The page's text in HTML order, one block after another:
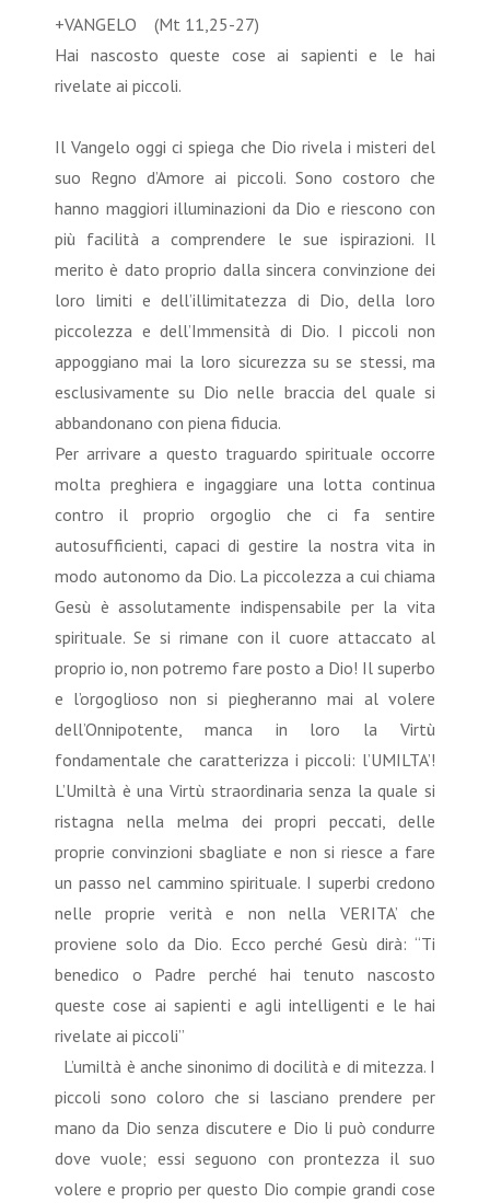
+VANGELO (Mt 11,25-27)
Hai nascosto queste cose ai sapienti e le hai
rivelate ai piccoli.
Il Vangelo oggi ci spiega che Dio rivela i misteri del
suo Regno d’Amore ai piccoli. Sono costoro che
hanno maggiori illuminazioni da Dio e riescono con
più facilità a comprendere le sue ispirazioni. Il
merito è dato proprio dalla sincera convinzione dei
loro limiti e dell’illimitatezza di Dio, della loro
piccolezza e dell’Immensità di Dio. I piccoli non
appoggiano mai la loro sicurezza su se stessi, ma
esclusivamente su Dio nelle braccia del quale si
abbandonano con piena fiducia.
Per arrivare a questo traguardo spirituale occorre
molta preghiera e ingaggiare una lotta continua
contro il proprio orgoglio che ci fa sentire
autosufficienti, capaci di gestire la nostra vita in
modo autonomo da Dio. La piccolezza a cui chiama
Gesù è assolutamente indispensabile per la vita
spirituale. Se si rimane con il cuore attaccato al
proprio io, non potremo fare posto a Dio! Il superbo
e l’orgoglioso non si piegheranno mai al volere
dell’Onnipotente, manca in loro la Virtù
fondamentale che caratterizza i piccoli: l’UMILTA’!
L’Umiltà è una Virtù straordinaria senza la quale si
ristagna nella melma dei propri peccati, delle
proprie convinzioni sbagliate e non si riesce a fare
un passo nel cammino spirituale. I superbi credono
nelle proprie verità e non nella VERITA’ che
proviene solo da Dio. Ecco perché Gesù dirà: “Ti
benedico o Padre perché hai tenuto nascosto
queste cose ai sapienti e agli intelligenti e le hai
rivelate ai piccoli”
L’umiltà è anche sinonimo di docilità e di mitezza. I
piccoli sono coloro che si lasciano prendere per
mano da Dio senza discutere e Dio li può condurre
dove vuole; essi seguono con prontezza il suo
volere e proprio per questo Dio compie grandi cose